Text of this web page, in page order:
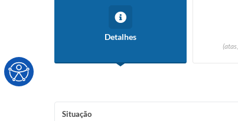
Detalhes
Situação